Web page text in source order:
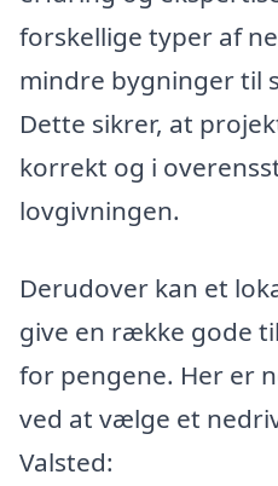
forskellige typer af
mindre bygninger til
Dette sikrer, at
korrekt og i
lovgivningen.
Derudover kan et
give en række gode
for pengene. Her er
ved at vælge et
Valsted: